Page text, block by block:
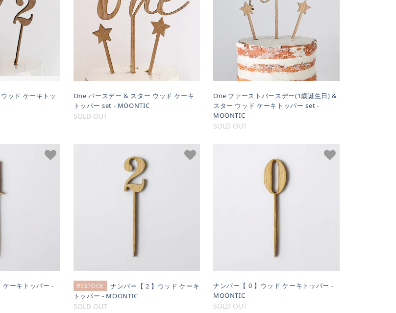
ッド ケーキトッ
One バースデー & スター ウッド ケーキ
トッパー set - MOONTIC
SOLD OUT
One ファーストバースデー(1歳誕生日) &
スター ウッド ケーキトッパー set -
MOONTIC
SOLD OUT
ケーキトッパー -
ナンバー【 2 】ウッド ケーキ
トッパー - MOONTIC
SOLD OUT
ナンバー【 0 】ウッド ケーキトッパー -
MOONTIC
SOLD OUT